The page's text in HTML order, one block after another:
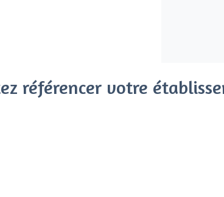
référencer votre